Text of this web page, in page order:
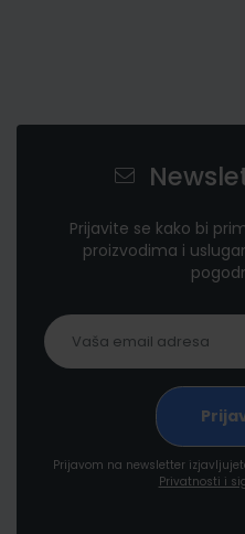
Prijavite se kako bi
proizvodima i
Prijavom na newsletter
Privatnosti i